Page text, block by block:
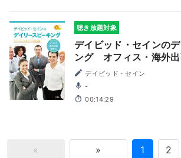
聴き放題対象
デイビッド・セインの
ング オフィス・海外出
デイビッド・セイン
-
00:14:29
« » 1 2